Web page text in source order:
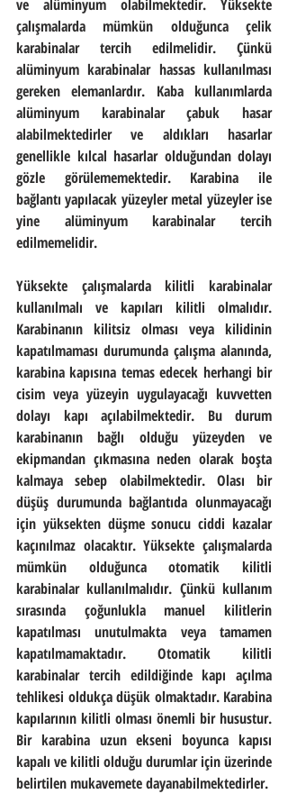
ve alüminyum olabilmektedir. Yüksekte
çalışmalarda mümkün olduğunca çelik
karabinalar tercih edilmelidir. Çünkü
alüminyum karabinalar hassas kullanılması
gereken elemanlardır. Kaba kullanımlarda
alüminyum karabinalar çabuk hasar
alabilmektedirler ve aldıkları hasarlar
genellikle kılcal hasarlar olduğundan dolayı
gözle görülememektedir. Karabina ile
bağlantı yapılacak yüzeyler metal yüzeyler ise
yine alüminyum karabinalar tercih
edilmemelidir.
Yüksekte çalışmalarda kilitli karabinalar
kullanılmalı ve kapıları kilitli olmalıdır.
Karabinanın kilitsiz olması veya kilidinin
kapatılmaması durumunda çalışma alanında,
karabina kapısına temas edecek herhangi bir
cisim veya yüzeyin uygulayacağı kuvvetten
dolayı kapı açılabilmektedir. Bu durum
karabinanın bağlı olduğu yüzeyden ve
ekipmandan çıkmasına neden olarak boşta
kalmaya sebep olabilmektedir. Olası bir
düşüş durumunda bağlantıda olunmayacağı
için yüksekten düşme sonucu ciddi kazalar
kaçınılmaz olacaktır. Yüksekte çalışmalarda
mümkün olduğunca otomatik kilitli
karabinalar kullanılmalıdır. Çünkü kullanım
sırasında çoğunlukla manuel kilitlerin
kapatılması unutulmakta veya tamamen
kapatılmamaktadır. Otomatik kilitli
karabinalar tercih edildiğinde kapı açılma
tehlikesi oldukça düşük olmaktadır. Karabina
kapılarının kilitli olması önemli bir husustur.
Bir karabina uzun ekseni boyunca kapısı
kapalı ve kilitli olduğu durumlar için üzerinde
belirtilen mukavemete dayanabilmektedirler.